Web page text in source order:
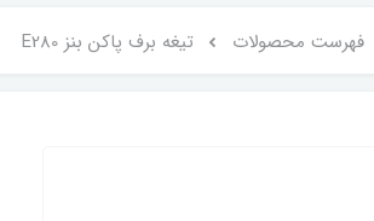
فهرست محصولات تیغه برف پاکن بنز E280